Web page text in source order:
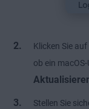
Klicken Sie auf
ob ein
Stellen Sie